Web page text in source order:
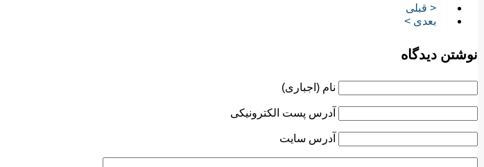
< قبلی
بعدی >
نوشتن دیدگاه
نام (اجباری)
آدرس پست الکترونیکی
آدرس سایت